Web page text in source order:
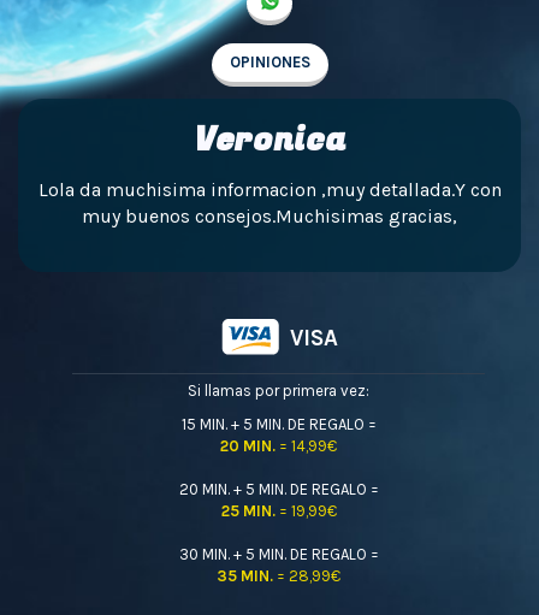
OPINIONES
Veronica
Lola da muchisima informacion ,muy detallada.Y con
muy buenos consejos.Muchisimas gracias,
VISA
Si llamas por primera vez:
15 MIN. + 5 MIN. DE REGALO =
20 MIN. = 14,99€
20 MIN. + 5 MIN. DE REGALO =
25 MIN.= 19,99€
30 MIN. + 5 MIN. DE REGALO =
35 MIN. = 28,99€